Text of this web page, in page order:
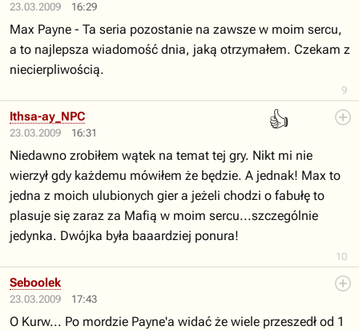
23.03.2009 16:29
9
Max Payne - Ta seria pozostanie na zawsze w moim sercu,
a to najlepsza wiadomość dnia, jaką otrzymałem. Czekam z
niecierpliwością.
23.03.2009 16:31
👍
10
Ithsa-ay_NPC
Niedawno zrobiłem wątek na temat tej gry. Nikt mi nie
wierzył gdy każdemu mówiłem że będzie. A jednak! Max to
jedna z moich ulubionych gier a jeżeli chodzi o fabułę to
plasuje się zaraz za Mafią w moim sercu...szczególnie
jedynka. Dwójka była baaardziej ponura!
23.03.2009 17:43
Seboolek
O Kurw... Po mordzie Payne'a widać że wiele przeszedł od 1